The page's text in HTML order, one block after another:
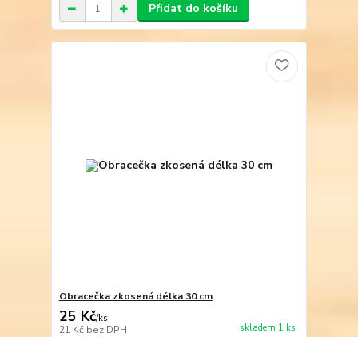
Přidat do košíku
Obracečka zkosená délka 30 cm
25 Kč/ks
21 Kč bez DPH skladem 1 ks